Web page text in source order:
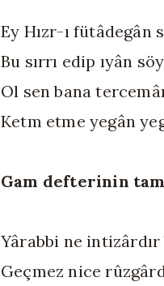
Ey Hızr-ı fütâdegân
Bu sırrı edip ıyân
Ol sen bana
Ketm etme yegân
Gam defterinin
Yârabbi ne intizârdır
Geçmez nice